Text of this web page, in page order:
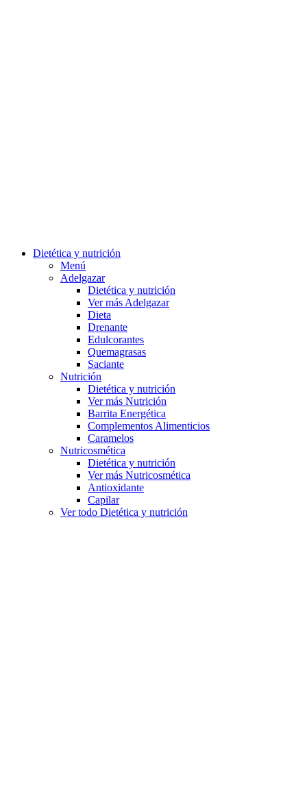
Dietética y nutrición
Menú
Adelgazar
Dietética y nutrición
Ver más Adelgazar
Dieta
Drenante
Edulcorantes
Quemagrasas
Saciante
Nutrición
Dietética y nutrición
Ver más Nutrición
Barrita Energética
Complementos Alimenticios
Caramelos
Nutricosmética
Dietética y nutrición
Ver más Nutricosmética
Antioxidante
Capilar
Ver todo Dietética y nutrición